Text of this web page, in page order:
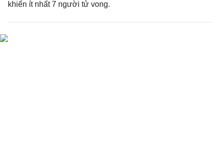
khiến ít nhất 7 người tử vong.